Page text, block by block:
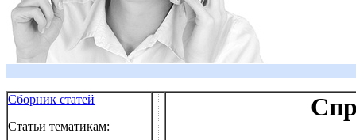
Сборник статей
Статьи тематикам: